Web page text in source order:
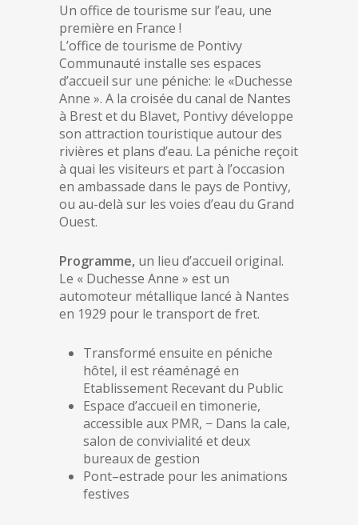
Un office de tourisme sur l’eau, une
première en France !
L’office de tourisme de Pontivy
Communauté installe ses espaces
d’accueil sur une péniche: le «Duchesse
Anne ». A la croisée du canal de Nantes
à Brest et du Blavet, Pontivy développe
son attraction touristique autour des
rivières et plans d’eau. La péniche reçoit
à quai les visiteurs et part à l’occasion
en ambassade dans le pays de Pontivy,
ou au-delà sur les voies d’eau du Grand
Ouest.
Programme, un lieu d’accueil original.
Le « Duchesse Anne » est un
automoteur métallique lancé à Nantes
en 1929 pour le transport de fret.
Transformé ensuite en péniche
hôtel, il est réaménagé en
Etablissement Recevant du Public
Espace d’accueil en timonerie,
accessible aux PMR, − Dans la cale,
salon de convivialité et deux
bureaux de gestion
Pont–estrade pour les animations
festives